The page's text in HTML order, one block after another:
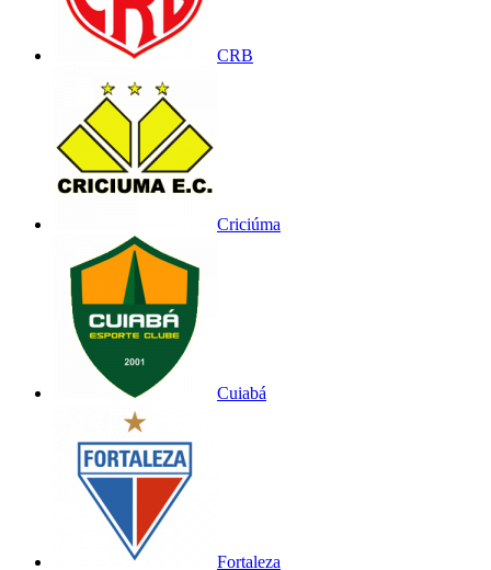
CRB
Criciúma
Cuiabá
Fortaleza